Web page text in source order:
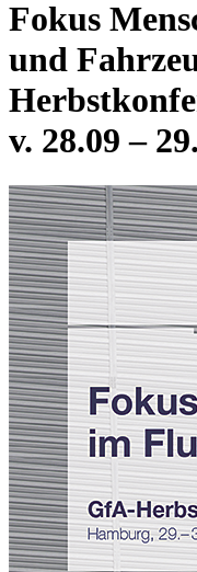
Fokus
und
v. 28.09 –